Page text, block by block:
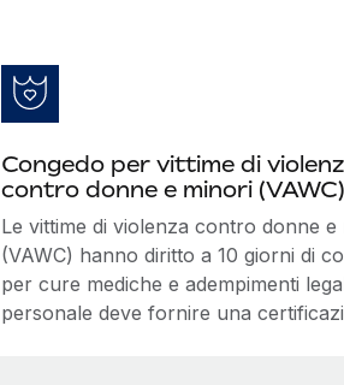
Congedo per vittime di
contro donne e minori (VAWC)
Le vittime di violenza contro donne e
(VAWC) hanno diritto a 10 giorni di
per cure mediche e adempimenti
personale deve fornire una